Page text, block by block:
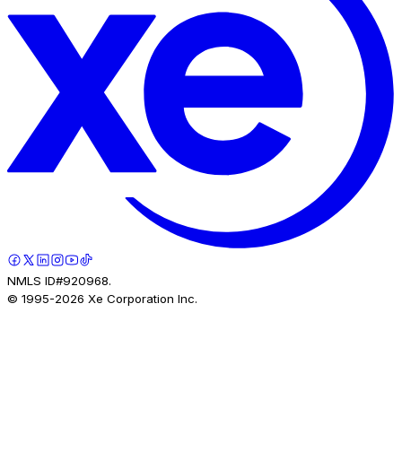
NMLS ID#920968.
© 1995-2026 Xe Corporation Inc.